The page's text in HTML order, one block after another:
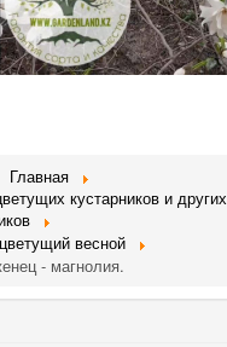
Главная
кустарников и других
весной
- магнолия.